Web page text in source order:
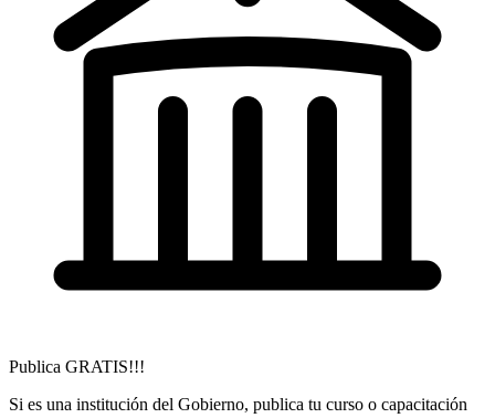
Publica GRATIS!!!
Si es una institución del Gobierno, publica tu curso o capacitación